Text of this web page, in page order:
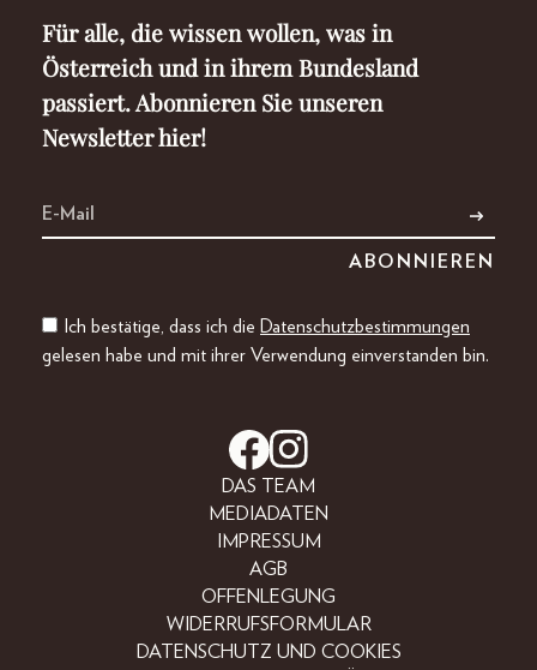
Für alle, die wissen wollen, was in
Österreich und in ihrem Bundesland
passiert. Abonnieren Sie unseren
Newsletter hier!
Ich bestätige, dass ich die Datenschutzbestimmungen
gelesen habe und mit ihrer Verwendung einverstanden bin.
DAS TEAM
MEDIADATEN
IMPRESSUM
AGB
OFFENLEGUNG
WIDERRUFSFORMULAR
DATENSCHUTZ UND COOKIES